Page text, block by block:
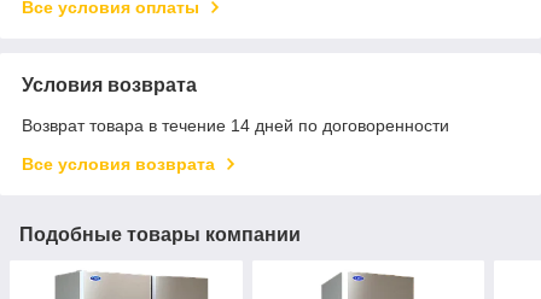
Все условия оплаты
Условия возврата
Возврат товара в течение 14 дней по договоренности
Все условия возврата
Подобные товары компании